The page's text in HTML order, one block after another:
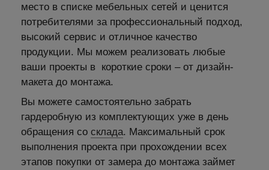
место в списке мебельных сетей и ценится
потребителями за профессиональный подход,
высокий сервис и отличное качество
продукции. Мы можем реализовать любые
ваши проекты в короткие сроки – от дизайн-
макета до монтажа.
Вы можете самостоятельно забрать
гардеробную из комплектующих уже в день
обращения со склада. Максимальный срок
выполнения проекта при прохождении всех
этапов покупки от замера до монтажа займет